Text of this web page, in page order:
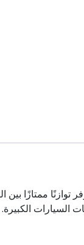
توازنًا ممتازًا
السيارات الكبيرة.